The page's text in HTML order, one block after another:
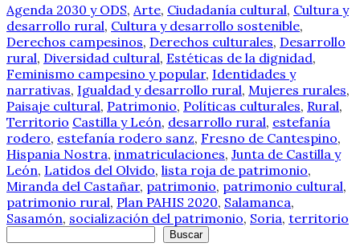
Agenda 2030 y ODS, Arte, Ciudadanía cultural, Cultura y
desarrollo rural, Cultura y desarrollo sostenible,
Derechos campesinos, Derechos culturales, Desarrollo
rural, Diversidad cultural, Estéticas de la dignidad,
Feminismo campesino y popular, Identidades y
narrativas, Igualdad y desarrollo rural, Mujeres rurales,
Paisaje cultural, Patrimonio, Políticas culturales, Rural,
Territorio Castilla y León, desarrollo rural, estefanía
rodero, estefanía rodero sanz, Fresno de Cantespino,
Hispania Nostra, inmatriculaciones, Junta de Castilla y
León, Latidos del Olvido, lista roja de patrimonio,
Miranda del Castañar, patrimonio, patrimonio cultural,
patrimonio rural, Plan PAHIS 2020, Salamanca,
Sasamón, socialización del patrimonio, Soria, territorio
Buscar